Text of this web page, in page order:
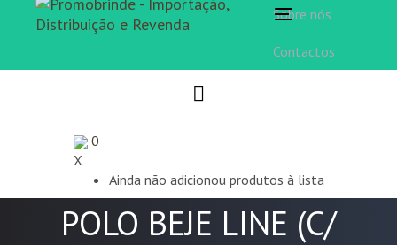
Toggle
Sobre nós
Contactos
0
X
Ainda não adicionou produtos à lista
POLO BEJE LINE (C/